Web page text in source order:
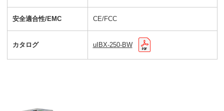
安全適合性/EMC CE/FCC
カタログ uIBX-250-BW